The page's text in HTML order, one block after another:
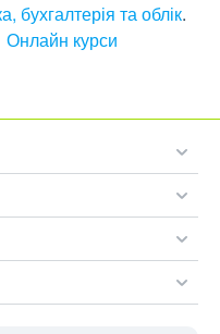
бухгалтерія та облік
Онлайн курси